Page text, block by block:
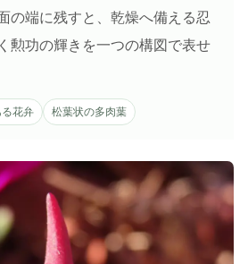
の端に残すと、乾燥へ備える忍
勲功の輝きを一つの構図で表せ
花弁 松葉状の多肉葉